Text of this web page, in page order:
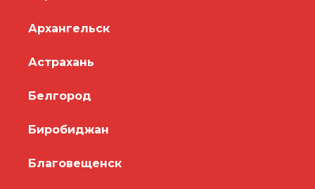
Архангельск
Астрахань
Белгород
Биробиджан
Благовещенск